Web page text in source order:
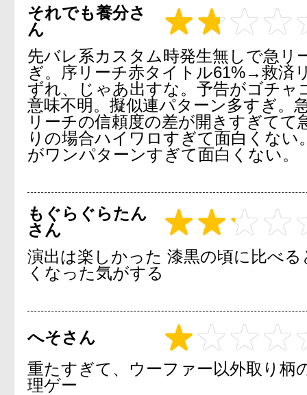
それでも養分さ
ん
先バレ系カスタム時発生無しで急リ
ぎ。序リーチ赤タイトル61%→救済
ずれ、じゃあ出すな。予告がゴチャ
意味不明。擬似連パターン多すぎ。
リーチの信頼度の差が開きすぎてて
りの場合ハイワロすぎて面白くない
がワンパターンすぎて面白くない。
もぐらぐらたん
さん
演出は楽しかった 漆黒の頃に比べる
くなった気がする
へそさん
重たすぎて、ウーファー以外取り柄
理ゲー